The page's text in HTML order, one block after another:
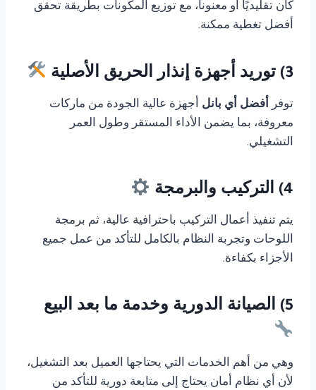
كان تقليديًا أو معنونا، مع توزيع المكونات بطريقة تحقق
أفضل تغطية ممكنة.
3) توريد أجهزة إنذار الحريق الأصلية
توفر أفضل أي بانل أجهزة عالية الجودة من ماركات
معروفة، بما يضمن الأداء المستقر وطول العمر
التشغيلي.
4) التركيب والبرمجة
يتم تنفيذ أعمال التركيب باحترافية عالية، ثم برمجة
اللوحات وتجربة النظام بالكامل للتأكد من عمل جميع
الأجزاء بكفاءة.
5) الصيانة الدورية وخدمة ما بعد البيع
وهي من أهم الخدمات التي يحتاجها العميل بعد التشغيل،
لأن أي نظام أمان يحتاج إلى متابعة دورية للتأكد من